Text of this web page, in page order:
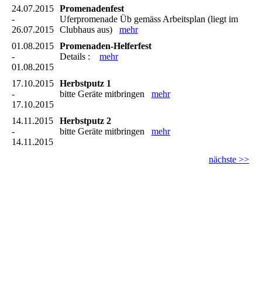
24.07.2015
-
26.07.2015
Promenadenfest
Uferpromenade Üb gemäss Arbeitsplan (liegt im
Clubhaus aus) mehr
01.08.2015
-
01.08.2015
Promenaden-Helferfest
Details : mehr
17.10.2015
-
17.10.2015
Herbstputz 1
bitte Geräte mitbringen mehr
14.11.2015
-
14.11.2015
Herbstputz 2
bitte Geräte mitbringen mehr
nächste >>